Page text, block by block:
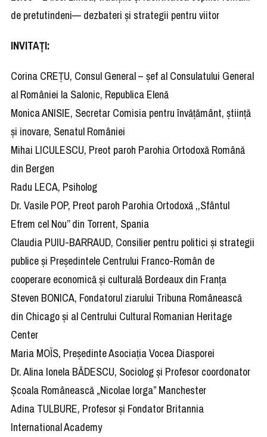
de pretutindeni— dezbateri și strategii pentru viitor
INVITAȚI:
Corina CREȚU, Consul General – șef al Consulatului General
al României la Salonic, Republica Elenă
Monica ANISIE, Secretar Comisia pentru învățământ, știință
și inovare, Senatul României
Mihai LICULESCU, Preot paroh Parohia Ortodoxă Română
din Bergen
Radu LECA, Psiholog
Dr. Vasile POP, Preot paroh Parohia Ortodoxă ,,Sfântul
Efrem cel Nou’’ din Torrent, Spania
Claudia PUIU-BARRAUD, Consilier pentru politici și strategii
publice și Președintele Centrului Franco-Român de
cooperare economică și culturală Bordeaux din Franța
Steven BONICA, Fondatorul ziarului Tribuna Românească
din Chicago și al Centrului Cultural Romanian Heritage
Center
Maria MOÏS, Președinte Asociația Vocea Diasporei
Dr. Alina Ionela BĂDESCU, Sociolog și Profesor coordonator
Școala Românească „Nicolae Iorga” Manchester
Adina TULBURE, Profesor și Fondator Britannia
International Academy